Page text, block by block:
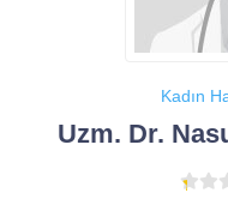
Kadın
Uzm. Dr.